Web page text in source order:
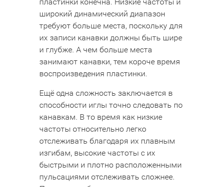
широкий динамический диапазон
требуют больше места, поскольку для
их записи канавки должны быть шире
и глубже. А чем больше места
занимают канавки, тем короче время
воспроизведения пластинки.
Ещё одна сложность заключается в
способности иглы точно следовать по
канавкам. В то время как низкие
частоты относительно легко
отслеживать благодаря их плавным
изгибам, высокие частоты с их
быстрыми и плотно расположенными
пульсациями отслеживать сложнее.